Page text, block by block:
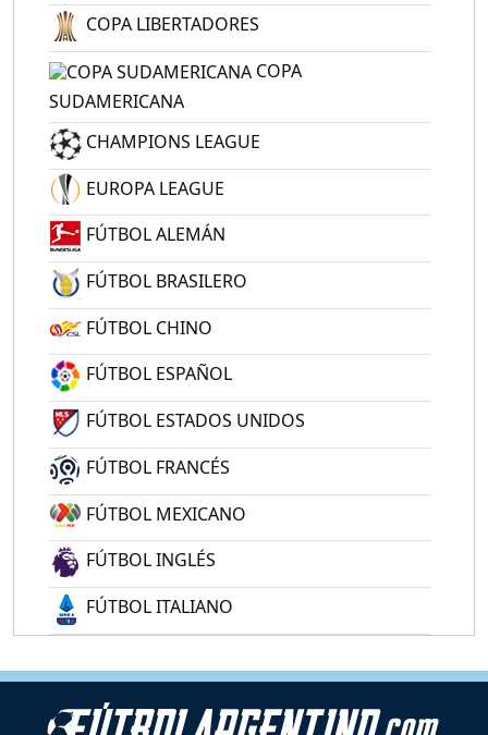
COPA LIBERTADORES
COPA
SUDAMERICANA
CHAMPIONS LEAGUE
EUROPA LEAGUE
FÚTBOL ALEMÁN
FÚTBOL BRASILERO
FÚTBOL CHINO
FÚTBOL ESPAÑOL
FÚTBOL ESTADOS UNIDOS
FÚTBOL FRANCÉS
FÚTBOL MEXICANO
FÚTBOL INGLÉS
FÚTBOL ITALIANO